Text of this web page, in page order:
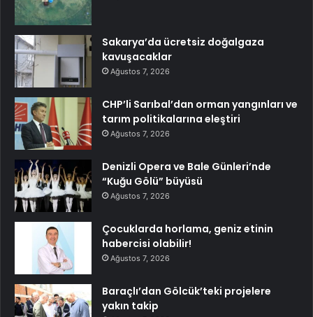
Sakarya’da ücretsiz doğalgaza
kavuşacaklar
Ağustos 7, 2026
CHP’li Sarıbal’dan orman yangınları ve
tarım politikalarına eleştiri
Ağustos 7, 2026
Denizli Opera ve Bale Günleri’nde
“Kuğu Gölü” büyüsü
Ağustos 7, 2026
Çocuklarda horlama, geniz etinin
habercisi olabilir!
Ağustos 7, 2026
Baraçlı’dan Gölcük’teki projelere
yakın takip